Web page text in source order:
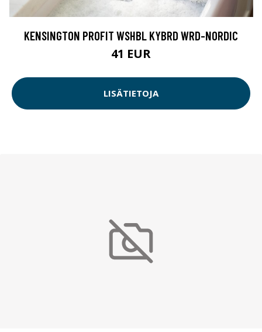
KENSINGTON PROFIT WSHBL KYBRD WRD-NORDIC
41 EUR
LISÄTIETOJA